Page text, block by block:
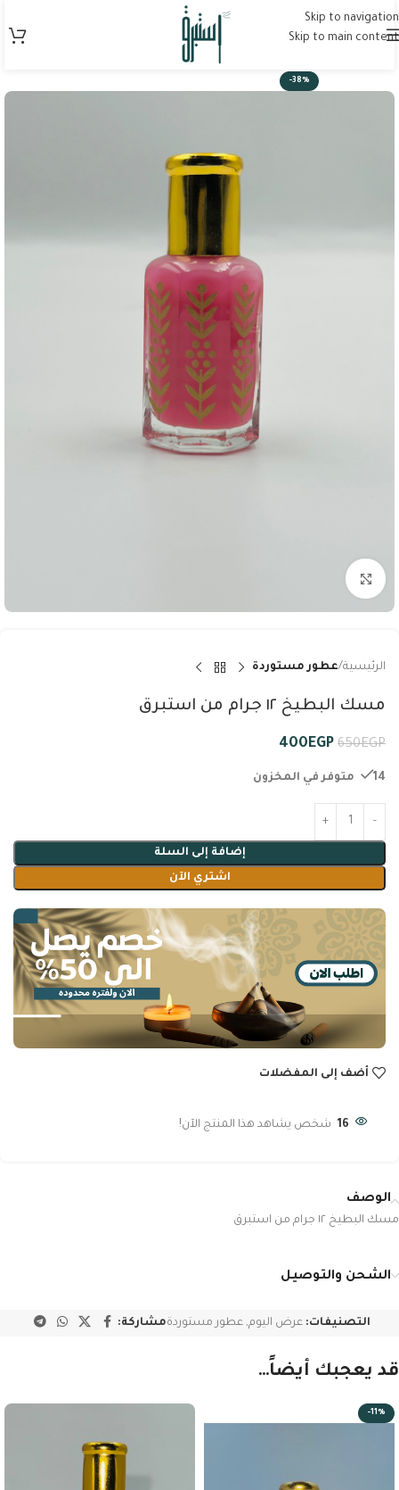
Skip to navigation
Skip to main content
-38%
الرئيسية عطور مستوردة
مسك البطيخ ١٢ جرام من استبرق
650EGP
400EGP
14 متوفر في المخزون
إضافة إلى السلة
اشتري الآن
أضف إلى المفضلات
16 شخص يشاهد هذا المنتج الآن!
الوصف
مسك البطيخ ١٢ جرام من استبرق
الشحن والتوصيل
التصنيفات: عرض اليوم, عطور مستوردةمشاركة:
قد يعجبك أيضاً…
-11%